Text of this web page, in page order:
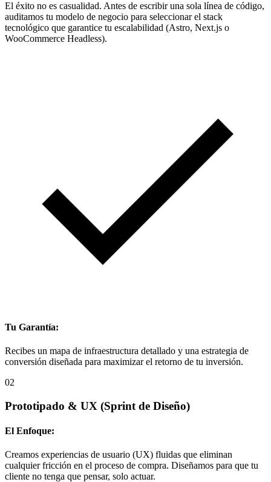
El éxito no es casualidad. Antes de escribir una sola línea de código,
auditamos tu modelo de negocio para seleccionar el stack
tecnológico que garantice tu escalabilidad (Astro, Next.js o
WooCommerce Headless).
Tu Garantía:
Recibes un mapa de infraestructura detallado y una estrategia de
conversión diseñada para maximizar el retorno de tu inversión.
02
Prototipado & UX (Sprint de Diseño)
El Enfoque:
Creamos experiencias de usuario (UX) fluidas que eliminan
cualquier fricción en el proceso de compra. Diseñamos para que tu
cliente no tenga que pensar, solo actuar.